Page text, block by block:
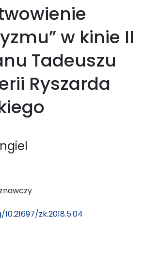
w kinie II
Tadeuszu
Ryszarda
zk.2018.5.04